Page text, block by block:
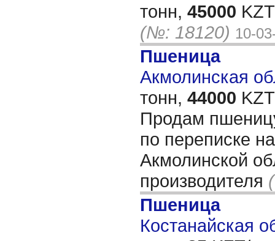
тонн, 45000
(№: 18120) 10-
Пшеница
Акмолинская
тонн, 44000
Продам
по переписке
Акмолинской
производителя
Пшеница
Костанайская